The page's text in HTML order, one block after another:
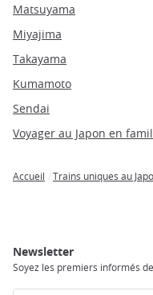
Matsuyama
Miyajima
Takayama
Kumamoto
Sendai
Voyager au Japon en
Accueil Trains uniques au
Newsletter
Soyez les premiers informés